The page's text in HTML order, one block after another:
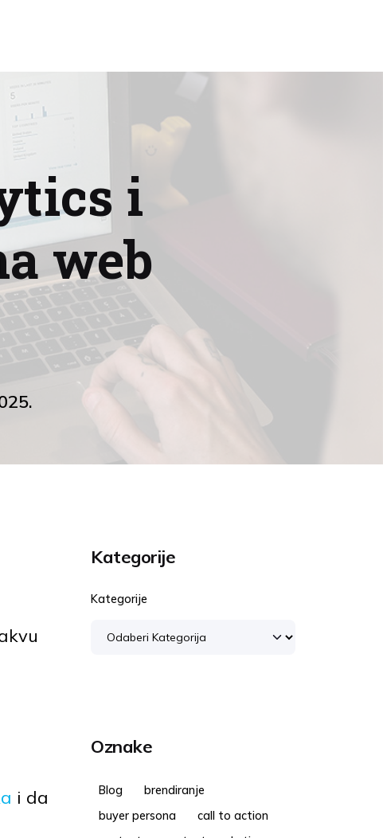
i
web
i da
Kategorije
Kategorije
Oznake
Blog
brendiranje
buyer persona
call to action